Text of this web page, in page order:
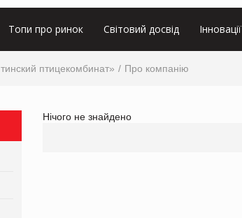
Топи про ринок Світовий досвід Інновації
птицекомбинат» Про компанію
Нічого не знайдено